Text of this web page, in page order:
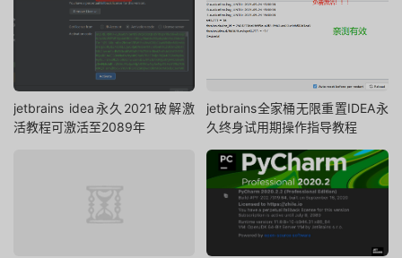
jetbrains idea永久2021破解激
活教程可激活至2089年
jetbrains全家桶无限重置IDEA永
久终身试用期操作指导教程